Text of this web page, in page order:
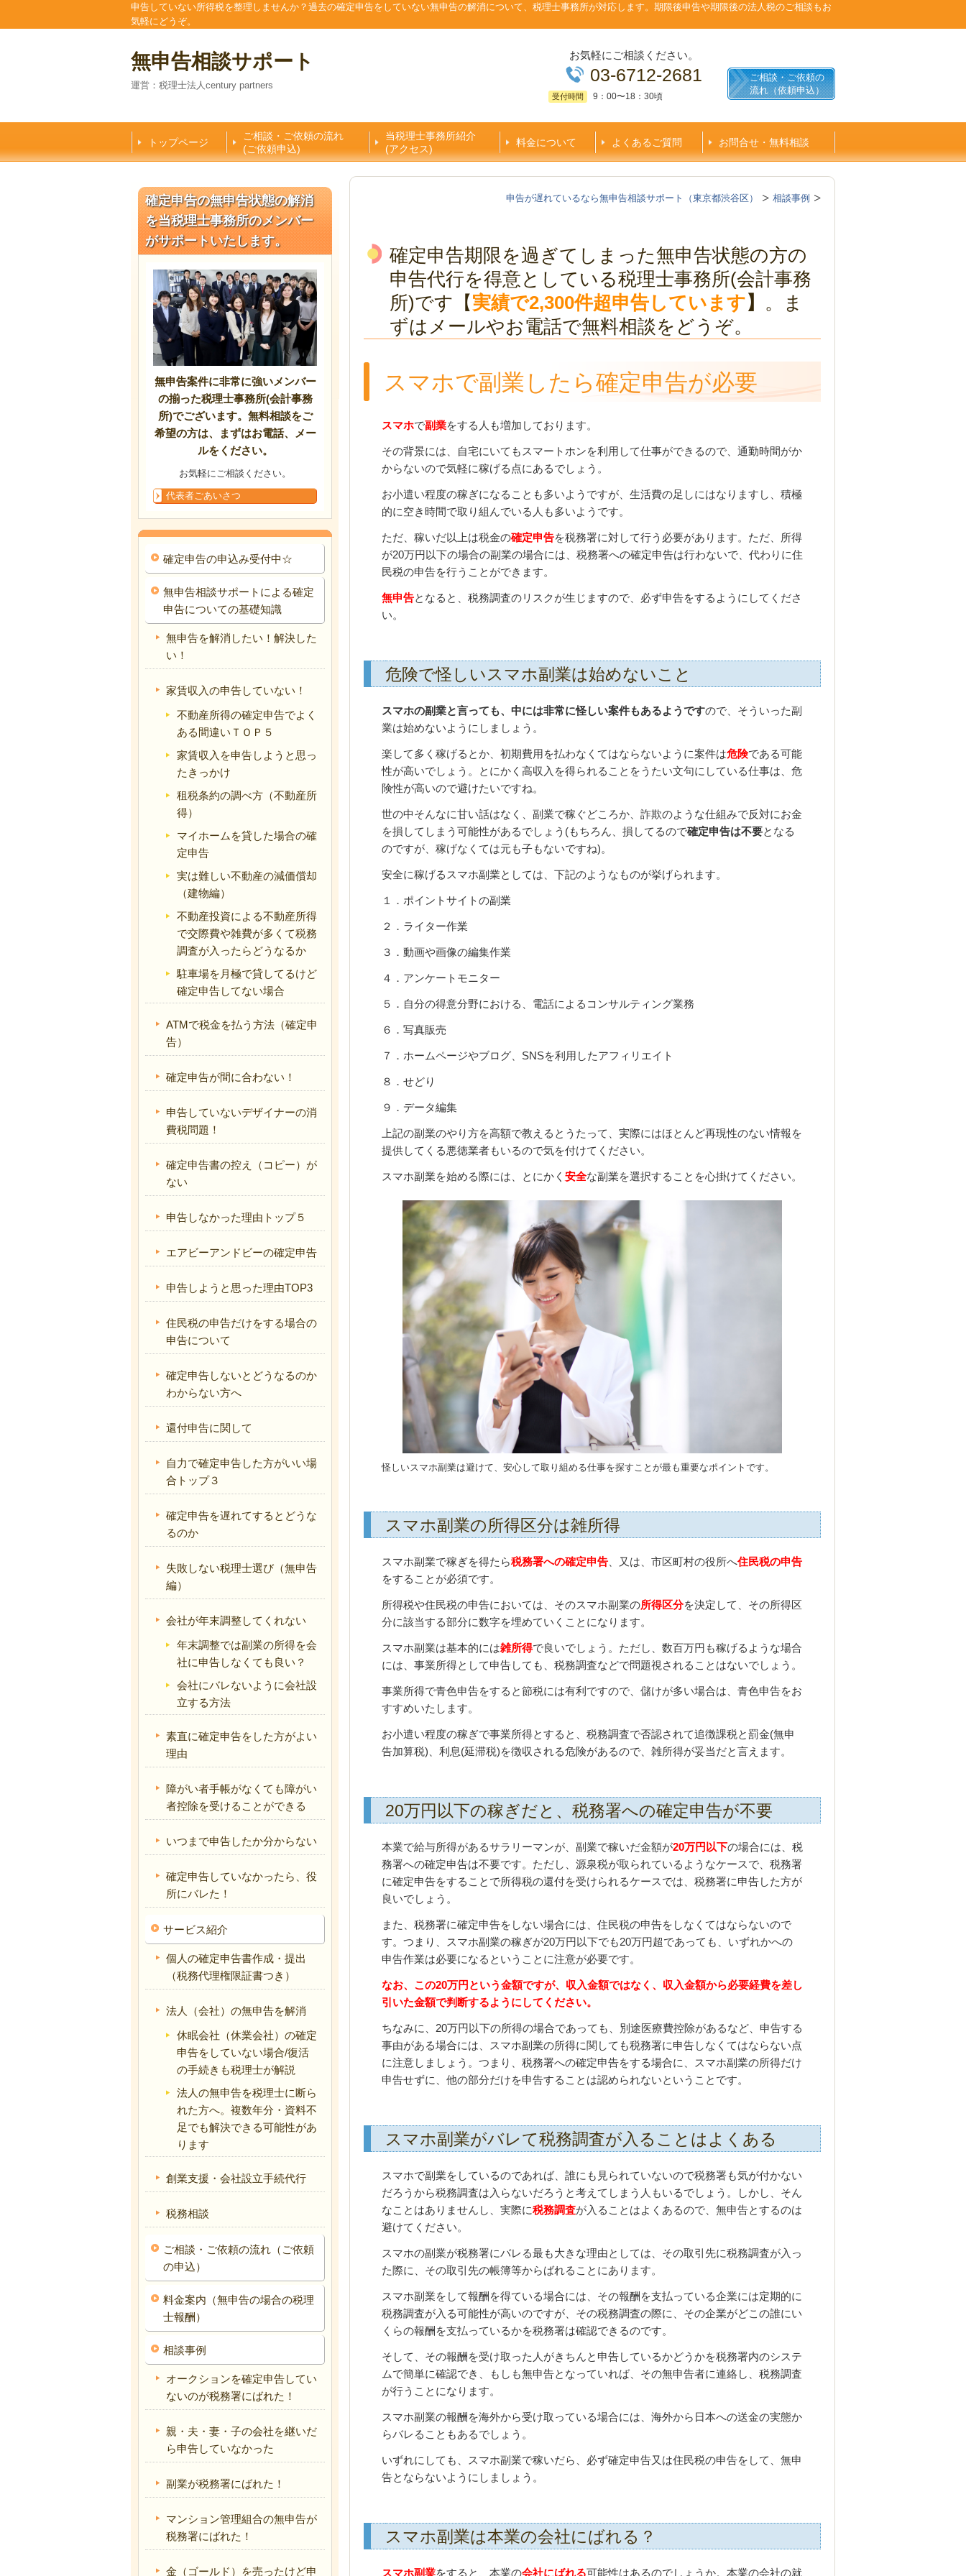
申告していない所得税を整理しませんか？過去の確定申告をしていない無申告の解消について、税理士事務所が対応します。期限後申告や期限後の法人税のご相談もお
気軽にどうぞ。
無申告相談サポート
運営：税理士法人century partners
お気軽にご相談ください。
03-6712-2681
受付時間 9：00〜18：30頃
ご相談・ご依頼の
流れ（依頼申込）
トップページ
ご相談・ご依頼の流れ
(ご依頼申込)
当税理士事務所紹介
(アクセス)
料金について よくあるご質問 お問合せ・無料相談
申告が遅れているなら無申告相談サポート（東京都渋谷区） 相談事例
確定申告期限を過ぎてしまった無申告状態の方の
申告代行を得意としている税理士事務所(会計事務
所)です【実績で2,300件超申告しています】 。ま
ずはメールやお電話で無料相談をどうぞ。
スマホで副業したら確定申告が必要
スマホで副業をする人も増加しております。
その背景には、自宅にいてもスマートホンを利用して仕事ができるので、通勤時間がか
からないので気軽に稼げる点にあるでしょう。
お小遣い程度の稼ぎになることも多いようですが、生活費の足しにはなりますし、積極
的に空き時間で取り組んでいる人も多いようです。
ただ、稼いだ以上は税金の確定申告を税務署に対して行う必要があります。ただ、所得
が20万円以下の場合の副業の場合には、税務署への確定申告は行わないで、代わりに住
民税の申告を行うことができます。
無申告となると、税務調査のリスクが生じますので、必ず申告をするようにしてくださ
い。
危険で怪しいスマホ副業は始めないこと
スマホの副業と言っても、中には非常に怪しい案件もあるようですので、そういった副
業は始めないようにしましょう。
楽して多く稼げるとか、初期費用を払わなくてはならないように案件は危険である可能
性が高いでしょう。とにかく高収入を得られることをうたい文句にしている仕事は、危
険性が高いので避けたいですね。
世の中そんなに甘い話はなく、副業で稼ぐどころか、詐欺のような仕組みで反対にお金
を損してしまう可能性があるでしょう(もちろん、損してるので確定申告は不要となる
のですが、稼げなくては元も子もないですね)。
安全に稼げるスマホ副業としては、下記のようなものが挙げられます。
１．ポイントサイトの副業
２．ライター作業
３．動画や画像の編集作業
４．アンケートモニター
５．自分の得意分野における、電話によるコンサルティング業務
６．写真販売
７．ホームページやブログ、SNSを利用したアフィリエイト
８．せどり
９．データ編集
上記の副業のやり方を高額で教えるとうたって、実際にはほとんど再現性のない情報を
提供してくる悪徳業者もいるので気を付けてください。
スマホ副業を始める際には、とにかく 安全な副業を選択することを心掛けてください。
怪しいスマホ副業は避けて、安心して取り組める仕事を探すことが最も重要なポイントです。
スマホ副業の所得区分は雑所得
スマホ副業で稼ぎを得たら税務署への確定申告 、又は、市区町村の役所へ住民税の申告
をすることが必須です。
所得税や住民税の申告においては、そのスマホ副業の所得区分を決定して、その所得区
分に該当する部分に数字を埋めていくことになります。
スマホ副業は基本的には雑所得で良いでしょう。ただし、数百万円も稼げるような場合
には、事業所得として申告しても、税務調査などで問題視されることはないでしょう。
事業所得で青色申告をすると節税には有利ですので、儲けが多い場合は、青色申告をお
すすめいたします。
お小遣い程度の稼ぎで事業所得とすると、税務調査で否認されて追徴課税と罰金(無申
告加算税)、利息(延滞税)を徴収される危険があるので、雑所得が妥当だと言えます。
20万円以下の稼ぎだと、税務署への確定申告が不要
本業で給与所得があるサラリーマンが、副業で稼いだ金額が20万円以下の場合には、税
務署への確定申告は不要です。ただし、源泉税が取られているようなケースで、税務署
に確定申告をすることで所得税の還付を受けられるケースでは、税務署に申告した方が
良いでしょう。
また、税務署に確定申告をしない場合には、住民税の申告をしなくてはならないので
す。つまり、スマホ副業の稼ぎが20万円以下でも20万円超であっても、いずれかへの
申告作業は必要になるということに注意が必要です。
なお、この20万円という金額ですが、収入金額ではなく、収入金額から必要経費を差し
引いた金額で判断するようにしてください。
ちなみに、20万円以下の所得の場合であっても、別途医療費控除があるなど、申告する
事由がある場合には、スマホ副業の所得に関しても税務署に申告しなくてはならない点
に注意しましょう。つまり、税務署への確定申告をする場合に、スマホ副業の所得だけ
申告せずに、他の部分だけを申告することは認められないということです。
スマホ副業がバレて税務調査が入ることはよくある
スマホで副業をしているのであれば、誰にも見られていないので税務署も気が付かない
だろうから税務調査は入らないだろうと考えてしまう人もいるでしょう。しかし、そん
なことはありませんし、実際に税務調査が入ることはよくあるので、無申告とするのは
避けてください。
スマホの副業が税務署にバレる最も大きな理由としては、その取引先に税務調査が入っ
た際に、その取引先の帳簿等からばれることにあります。
スマホ副業をして報酬を得ている場合には、その報酬を支払っている企業には定期的に
税務調査が入る可能性が高いのですが、その税務調査の際に、その企業がどこの誰にい
くらの報酬を支払っているかを税務署は確認できるのです。
そして、その報酬を受け取った人がきちんと申告しているかどうかを税務署内のシステ
ムで簡単に確認でき、もしも無申告となっていれば、その無申告者に連絡し、税務調査
が行うことになります。
スマホ副業の報酬を海外から受け取っている場合には、海外から日本への送金の実態か
らバレることもあるでしょう。
いずれにしても、スマホ副業で稼いだら、必ず確定申告又は住民税の申告をして、無申
告とならないようにしましょう。
スマホ副業は本業の会社にばれる？
スマホ副業をすると、本業の会社にばれる可能性はあるのでしょうか。本業の会社の就
確定申告の無申告状態の解消
を当税理士事務所のメンバー
がサポートいたします。
無申告案件に非常に強いメンバー
の揃った税理士事務所(会計事務
所)でございます。無料相談をご
希望の方は、まずはお電話、メー
ルをください。
お気軽にご相談ください。
代表者ごあいさつ
確定申告の申込み受付中☆
無申告相談サポートによる確定
申告についての基礎知識
無申告を解消したい！解決した
い！
家賃収入の申告していない！
不動産所得の確定申告でよく
ある間違いＴＯＰ５
家賃収入を申告しようと思っ
たきっかけ
租税条約の調べ方（不動産所
得）
マイホームを貸した場合の確
定申告
実は難しい不動産の減価償却
（建物編）
不動産投資による不動産所得
で交際費や雑費が多くて税務
調査が入ったらどうなるか
駐車場を月極で貸してるけど
確定申告してない場合
ATMで税金を払う方法（確定申
告）
確定申告が間に合わない！
申告していないデザイナーの消
費税問題！
確定申告書の控え（コピー）が
ない
申告しなかった理由トップ５
エアビーアンドビーの確定申告
申告しようと思った理由TOP3
住民税の申告だけをする場合の
申告について
確定申告しないとどうなるのか
わからない方へ
還付申告に関して
自力で確定申告した方がいい場
合トップ３
確定申告を遅れてするとどうな
るのか
失敗しない税理士選び（無申告
編）
会社が年末調整してくれない
年末調整では副業の所得を会
社に申告しなくても良い？
会社にバレないように会社設
立する方法
素直に確定申告をした方がよい
理由
障がい者手帳がなくても障がい
者控除を受けることができる
いつまで申告したか分からない
確定申告していなかったら、役
所にバレた！
サービス紹介
個人の確定申告書作成・提出
（税務代理権限証書つき）
法人（会社）の無申告を解消
休眠会社（休業会社）の確定
申告をしていない場合/復活
の手続きも税理士が解説
法人の無申告を税理士に断ら
れた方へ。複数年分・資料不
足でも解決できる可能性があ
ります
創業支援・会社設立手続代行
税務相談
ご相談・ご依頼の流れ（ご依頼
の申込）
料金案内（無申告の場合の税理
士報酬）
相談事例
オークションを確定申告してい
ないのが税務署にばれた！
親・夫・妻・子の会社を継いだ
ら申告していなかった
副業が税務署にばれた！
マンション管理組合の無申告が
税務署にばれた！
金（ゴールド）を売ったけど申